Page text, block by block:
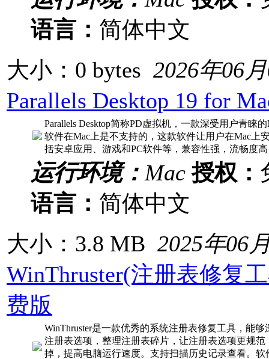
语言： 简体中文
大小：0 bytes 2026年06
Parallels Desktop 19 for
Parallels Desktop简称PD虚拟机，一款深受用户青睐
软件在Mac上是不支持的，这款软件让用户在Mac上
括安卓应用、游戏和PC软件等，兼容性强，流畅度
运行环境： Mac 授权：
语言： 简体中文
大小：3.8 MB 2025年06
WinThruster(注册表修复
费版
WinThruster是一款优秀的系统注册表修复工具，能
注册表选项，整理注册表碎片，让注册表选项更规
掉，提高电脑运行速度。支持扫描历史记录查看。